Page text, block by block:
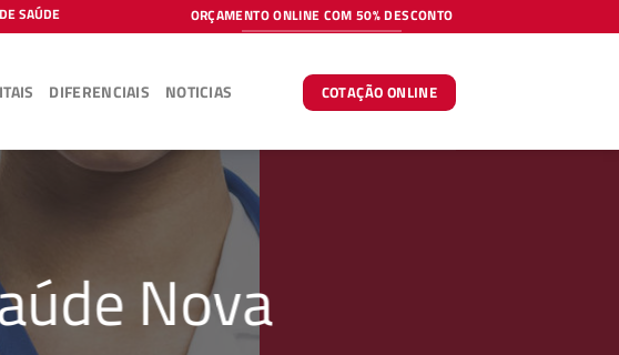
SAÚDE ORÇAMENTO ONLINE COM 50% DESCONTO
DIFERENCIAIS NOTICIAS COTAÇÃO ONLINE
Nova